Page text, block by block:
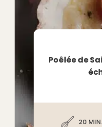
Poêlée de
20 MIN.